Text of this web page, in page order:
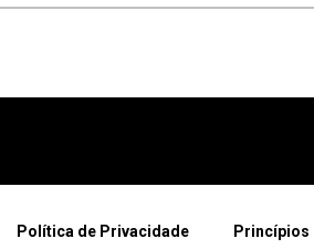
Política de Privacidade Princípios